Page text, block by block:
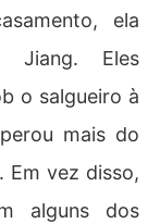
ela
Jiang. Eles
o salgueiro à
mais do
Em vez disso,
alguns dos